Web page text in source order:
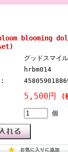
blooming
グッドスマイ
hrbm014
:
5,500円 (
個